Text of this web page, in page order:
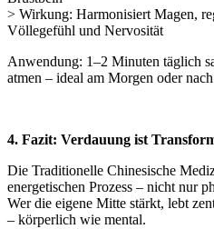
> Wirkung: Harmonisiert Magen,
Völlegefühl und Nervosität
Anwendung: 1–2 Minuten täglich
atmen – ideal am Morgen oder
4. Fazit: Verdauung ist
Die Traditionelle Chinesische
energetischen Prozess – nicht nur
Wer die eigene Mitte stärkt, lebt
– körperlich wie mental.